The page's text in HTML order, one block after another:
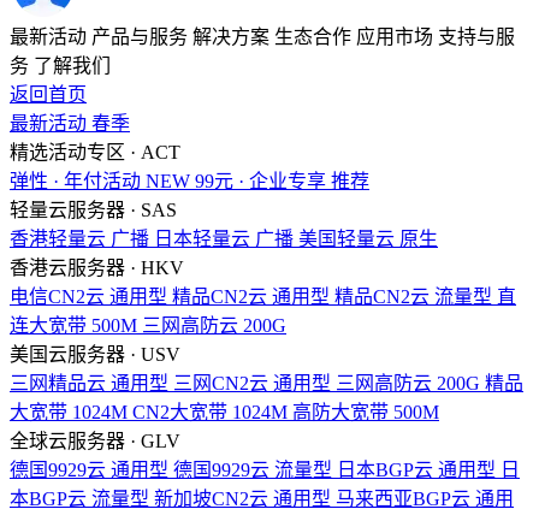
最新活动 产品与服务 解决方案 生态合作 应用市场 支持与服
务 了解我们
返回首页
最新活动 春季
精选活动专区 · ACT
弹性 · 年付活动 NEW 99元 · 企业专享 推荐
轻量云服务器 · SAS
香港轻量云 广播 日本轻量云 广播 美国轻量云 原生
香港云服务器 · HKV
电信CN2云 通用型 精品CN2云 通用型 精品CN2云 流量型 直
连大宽带 500M 三网高防云 200G
美国云服务器 · USV
三网精品云 通用型 三网CN2云 通用型 三网高防云 200G 精品
大宽带 1024M CN2大宽带 1024M 高防大宽带 500M
全球云服务器 · GLV
德国9929云 通用型 德国9929云 流量型 日本BGP云 通用型 日
本BGP云 流量型 新加坡CN2云 通用型 马来西亚BGP云 通用